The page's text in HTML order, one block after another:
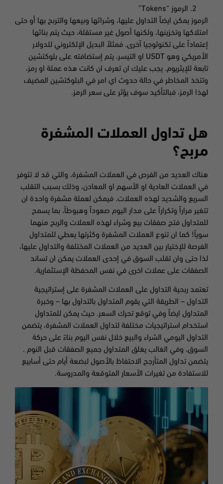
الرموز “Tokens”
الرموز يمكن ايضاً التداول عليها، وشرائها وبيعها والتربح بها أو حتى
امتلاكها وتخزينها، ولكنها أصول غير مستقلة، حيث يتم بنائها
إعتماداً على تكنولوجيا آخرى. فمثلاً البديل الإلكتروني للدولار
الأمريكي وهو USDT او التيسر، يتم إستضافته على بلوكتشين
تابعة للإيثريوم. يجب عليك ان تعرف ان كانت هذه عملة او رمز،
وتتخذ المخاطر في حالة حدوث اي امر في البلوكتشين المضيف
لهذا الرمز، فبالتأكيد سوف يؤثر على سعر الرمز.
هل تداول العملات المشفرة
مربح؟
هناك العديد من الفرص في العملات المشفرة، والتي قد لا تتوفر
في العملات العادية او الأسهم او المعادن، وذلك بسبب التقلب
السريع والشديد لهذه العملات. فيمكن لعملة مشفرة واحدة ان
تتغير مراراً وتكراراً على مدار اليوم صعوداً وهبوطاً، بما يسمح
للمتداول فتح صفقات بيع وشراء لهذه العملات والربح منهما
سوياً! كما ان تنوع العملات المشفرة وكثرتها يعطي للمتداول
الفرصة للإختيار بين العديد من العملات المختلفة والتداول عليها،
لذا حتى وان تقلب السوق في إحدى العملات يمكن ان تساند
الصفقات على عملات اخرى في نفس المحفظة الإستثمارية.
تعتمد ربحية التداول على العملات المشفرة على إستراتيجية
التداول – الطريقة التي يقوم المتداول بالتداول بها – وخبرة
المتداول ايضاً وفي توقع تحرك السعر. حيث يمكن للمتداول
استخدام استراتيجيات مختلفة لتداول العملات المشفرة، يتضمن
التداول اليومي الشراء والبيع خلال نفس اليوم بناءً على حركة
السوق، وفي الغالب يغلق المتداول جميع الصفقات قبل النوم .
يتضمن تداول المتأرجح الاحتفاظ بالأصول لبضعة أيام حتى أسابيع
للاستفادة من تغيرات الأسعار المتوقعة والمدروسة.